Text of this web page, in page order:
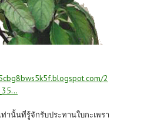
2
านั้นที่รู้จักรับประทานใบกะเพรา